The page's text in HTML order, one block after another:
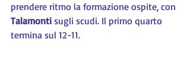
prendere ritmo la formazione ospite, con
Talamonti sugli scudi. Il primo quarto
termina sul 12-11.